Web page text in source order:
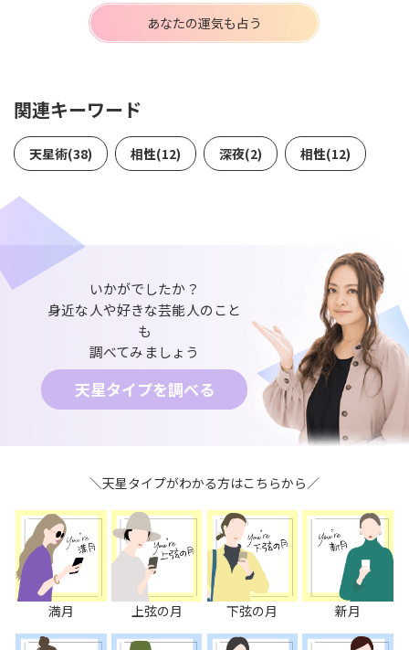
あなたの運気も占う
関連キーワード
天星術(38) 相性(12) 深夜(2) 相性(12)
いかがでしたか？
身近な人や好きな芸能人のこと
も
調べてみましょう
天星タイプを調べる
＼天星タイプがわかる方はこちらから／
満月 上弦の月 下弦の月 新月